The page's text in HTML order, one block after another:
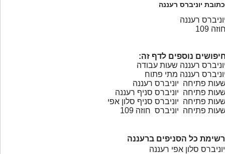
כתובת יוניברס רעננה
רעננה
109
נוספים לדף זה:
רעננה שעות עבודה
רעננה מתי פתוח
פתיחה יוניברס רעננה
פתיחה יוניברס סניף רעננה
פתיחה יוניברס סניף סלון אפי
פתיחה יוניברס חוזה 109
רשימת כל הסניפים ברעננה
יוניברס סלון אפי רעננה